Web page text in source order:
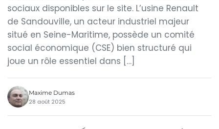
sociaux disponibles sur le site. L’usine Renault
de Sandouville, un acteur industriel majeur
situé en Seine-Maritime, possède un comité
social économique (CSE) bien structuré qui
joue un rôle essentiel dans […]
Maxime Dumas
28 août 2025